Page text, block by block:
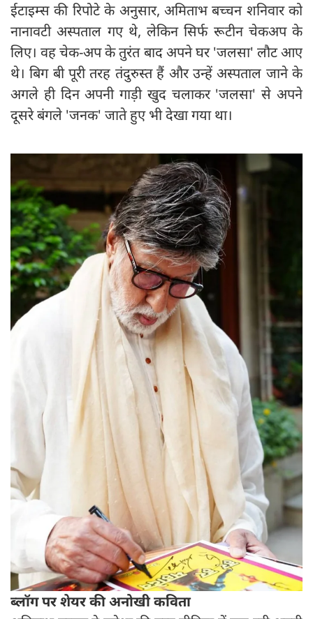
ईटाइम्स की रिपोटे के अनुसार, अमिताभ बच्चन शनिवार को
नानावटी अस्पताल गए थे, लेकिन सिर्फ रूटीन चेकअप के
लिए। वह चेक-अप के तुरंत बाद अपने घर 'जलसा' लौट आए
थे। बिग बी पूरी तरह तंदुरुस्त हैं और उन्हें अस्पताल जाने के
अगले ही दिन अपनी गाड़ी खुद चलाकर 'जलसा' से अपने
दूसरे बंगले 'जनक' जाते हुए भी देखा गया था।
ब्लॉग पर शेयर की अनोखी कविता